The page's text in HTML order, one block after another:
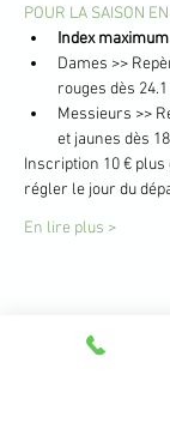
POUR LA SAISON
Index maximum
Dames >>
rouges dès 24.1
Messieurs >>
et jaunes dès
Inscription 10 €
régler le jour du
En lire plus >
Partager